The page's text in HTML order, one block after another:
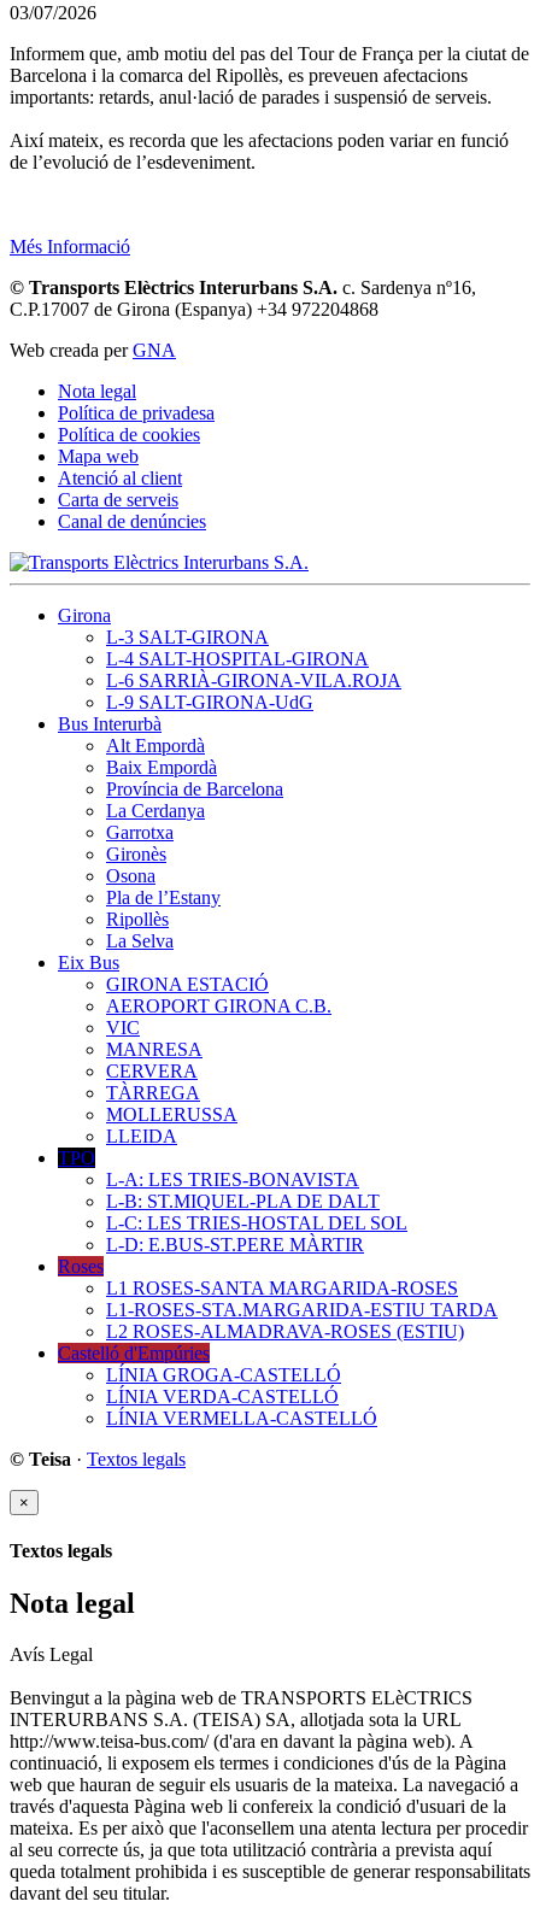
03/07/2026
Informem que, amb motiu del pas del Tour de França per la ciutat de
Barcelona i la comarca del Ripollès, es preveuen afectacions
importants: retards, anul·lació de parades i suspensió de serveis.
Així mateix, es recorda que les afectacions poden variar en funció
de l’evolució de l’esdeveniment.
Més Informació
© Transports Elèctrics Interurbans S.A. c. Sardenya nº16,
C.P.17007 de Girona (Espanya) +34 972204868
Web creada perGNA
Nota legal
Política de privadesa
Política de cookies
Mapa web
Atenció al client
Carta de serveis
Canal de denúncies
Girona
L-3 SALT-GIRONA
L-4 SALT-HOSPITAL-GIRONA
L-6 SARRIÀ-GIRONA-VILA.ROJA
L-9 SALT-GIRONA-UdG
Bus Interurbà
Alt Empordà
Baix Empordà
Província de Barcelona
La Cerdanya
Garrotxa
Gironès
Osona
Pla de l’Estany
Ripollès
La Selva
Eix Bus
GIRONA ESTACIÓ
AEROPORT GIRONA C.B.
VIC
MANRESA
CERVERA
TÀRREGA
MOLLERUSSA
LLEIDA
TPO
L-A: LES TRIES-BONAVISTA
L-B: ST.MIQUEL-PLA DE DALT
L-C: LES TRIES-HOSTAL DEL SOL
L-D: E.BUS-ST.PERE MÀRTIR
Roses
L1 ROSES-SANTA MARGARIDA-ROSES
L1-ROSES-STA.MARGARIDA-ESTIU TARDA
L2 ROSES-ALMADRAVA-ROSES (ESTIU)
Castelló d'Empúries
LÍNIA GROGA-CASTELLÓ
LÍNIA VERDA-CASTELLÓ
LÍNIA VERMELLA-CASTELLÓ
© Teisa · Textos legals
×
Textos legals
Nota legal
Avís Legal
Benvingut a la pàgina web de TRANSPORTS ELèCTRICS
INTERURBANS S.A. (TEISA) SA, allotjada sota la URL
http://www.teisa-bus.com/ (d'ara en davant la pàgina web). A
continuació, li exposem els termes i condiciones d'ús de la Pàgina
web que hauran de seguir els usuaris de la mateixa. La navegació a
través d'aquesta Pàgina web li confereix la condició d'usuari de la
mateixa. Es per això que l'aconsellem una atenta lectura per procedir
al seu correcte ús, ja que tota utilització contrària a prevista aquí
queda totalment prohibida i es susceptible de generar responsabilitats
davant del seu titular.